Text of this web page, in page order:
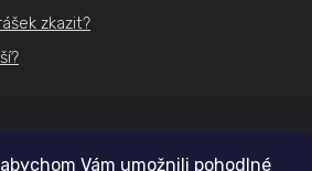
Vám umožnili pohodlné
zkazit?